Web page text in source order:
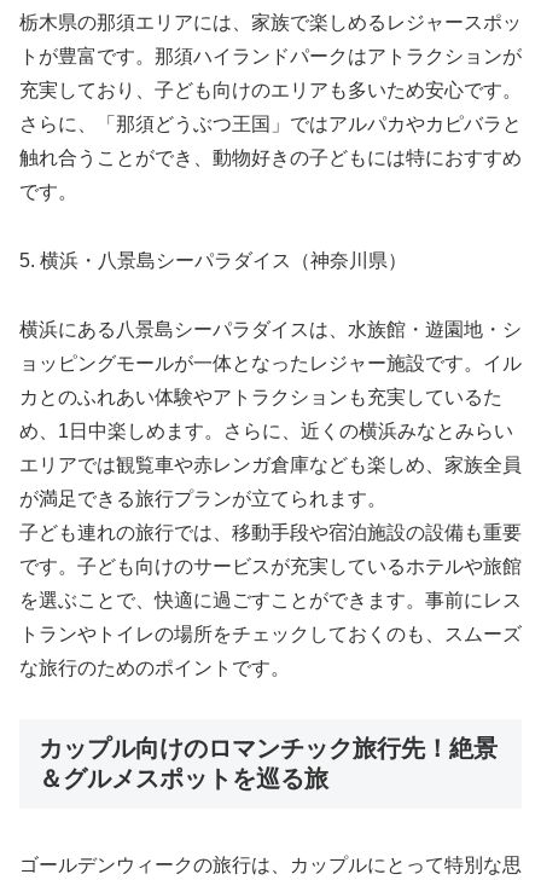
栃木県の那須エリアには、家族で楽しめるレジャースポッ
トが豊富です。那須ハイランドパークはアトラクションが
充実しており、子ども向けのエリアも多いため安心です。
さらに、「那須どうぶつ王国」ではアルパカやカピバラと
触れ合うことができ、動物好きの子どもには特におすすめ
です。
5. 横浜・八景島シーパラダイス（神奈川県）
横浜にある八景島シーパラダイスは、水族館・遊園地・シ
ョッピングモールが一体となったレジャー施設です。イル
カとのふれあい体験やアトラクションも充実しているた
め、1日中楽しめます。さらに、近くの横浜みなとみらい
エリアでは観覧車や赤レンガ倉庫なども楽しめ、家族全員
が満足できる旅行プランが立てられます。
子ども連れの旅行では、移動手段や宿泊施設の設備も重要
です。子ども向けのサービスが充実しているホテルや旅館
を選ぶことで、快適に過ごすことができます。事前にレス
トランやトイレの場所をチェックしておくのも、スムーズ
な旅行のためのポイントです。
カップル向けのロマンチック旅行先！絶景
＆グルメスポットを巡る旅
ゴールデンウィークの旅行は、カップルにとって特別な思